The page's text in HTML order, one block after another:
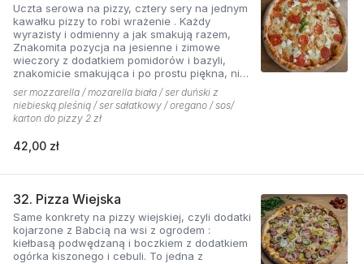
Uczta serowa na pizzy, cztery sery na jednym
kawałku pizzy to robi wrażenie . Każdy
wyrazisty i odmienny a jak smakują razem,
Znakomita pozycja na jesienne i zimowe
wieczory z dodatkiem pomidorów i bazyli,
znakomicie smakująca i po prostu piękna, nie
sposób się oprzeć pokusie .
ser mozzarella / mozarella biała / ser duński z
niebieską pleśnią / ser sałatkowy / oregano / sos/
karton do pizzy 2 zł
42,00 zł
32. Pizza Wiejska
Same konkrety na pizzy wiejskiej, czyli dodatki
kojarzone z Babcią na wsi z ogrodem :
kiełbasą podwędzaną i boczkiem z dodatkiem
ogórka kiszonego i cebuli. To jedna z